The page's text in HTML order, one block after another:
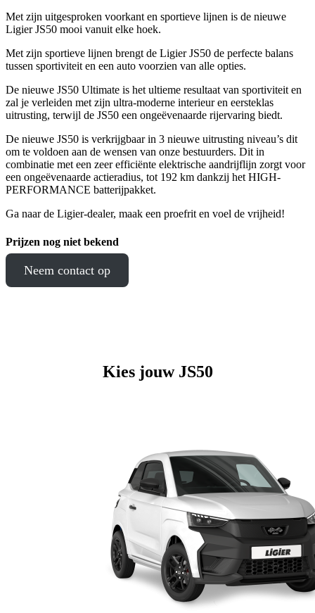
Met zijn uitgesproken voorkant en sportieve lijnen is de nieuwe
Ligier JS50 mooi vanuit elke hoek.
Met zijn sportieve lijnen brengt de Ligier JS50 de perfecte balans
tussen sportiviteit en een auto voorzien van alle opties.
De nieuwe JS50 Ultimate is het ultieme resultaat van sportiviteit en
zal je verleiden met zijn ultra-moderne interieur en eersteklas
uitrusting, terwijl de JS50 een ongeëvenaarde rijervaring biedt.
De nieuwe JS50 is verkrijgbaar in 3 nieuwe uitrusting niveau’s dit
om te voldoen aan de wensen van onze bestuurders. Dit in
combinatie met een zeer efficiënte elektrische aandrijflijn zorgt voor
een ongeëvenaarde actieradius, tot 192 km dankzij het HIGH-
PERFORMANCE batterijpakket.
Ga naar de Ligier-dealer, maak een proefrit en voel de vrijheid!
Prijzen nog niet bekend
Neem contact op
Kies jouw JS50